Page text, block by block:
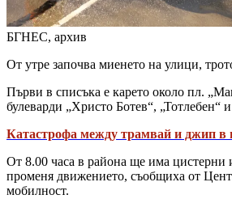
БГНЕС, архив
От утре започва миенето на улици,
Първи в списъка е карето около пл.
булеварди „Христо Ботев“, „Тотлебен“
Катастрофа между трамвай и джип в
От 8.00 часа в района ще има цистерни
променя движението, съобщиха от
мобилност.